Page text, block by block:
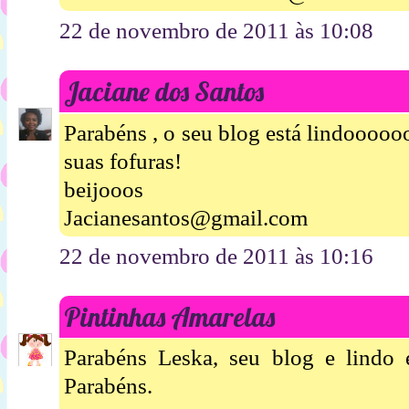
22 de novembro de 2011 às 10:08
Jaciane dos Santos
Parabéns , o seu blog está
suas fofuras!
beijooos
Jacianesantos@gmail.com
22 de novembro de 2011 às 10:16
Pintinhas Amarelas
Parabéns Leska, seu blog e lindo
Parabéns.